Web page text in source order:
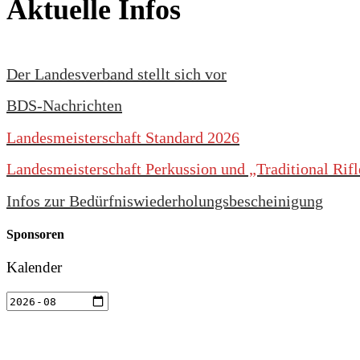
Aktuelle Infos
Der Landesverband stellt sich vor
BDS-Nachrichten
Landesmeisterschaft Standard 2026
Landesmeisterschaft Perkussion und „Traditional
Infos zur Bedürfniswiederholungsbescheinigung
Sponsoren
Kalender